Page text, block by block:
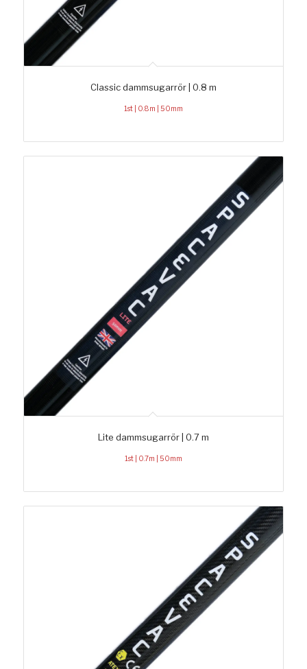
Classic dammsugarrör | 0.8 m
1st | 0.8m | 50mm
Lite dammsugarrör | 0.7 m
1st | 0.7m | 50mm